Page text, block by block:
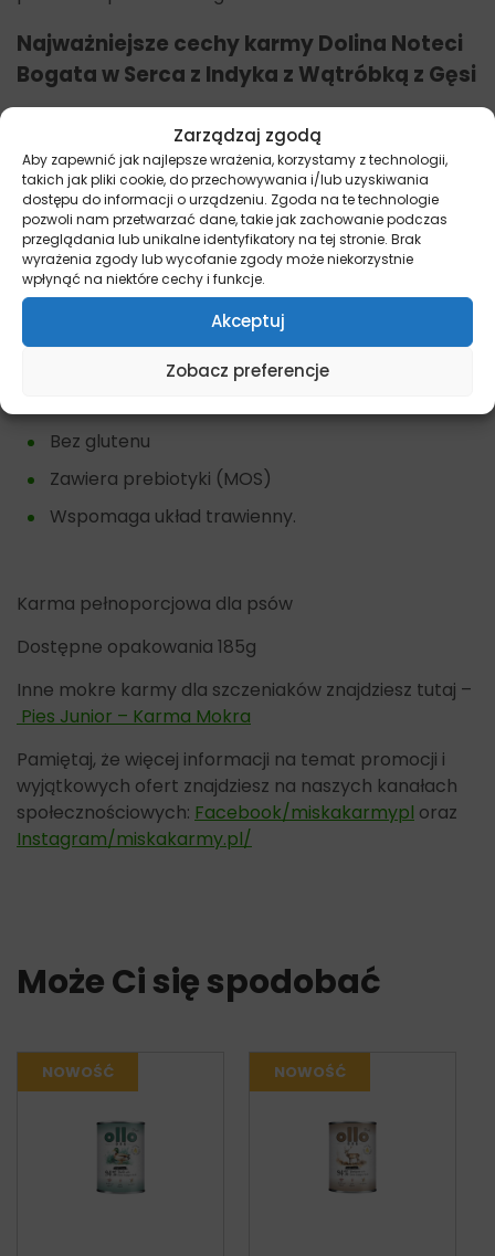
Zarządzaj zgodą
Aby zapewnić jak najlepsze wrażenia, korzystamy z technologii,
takich jak pliki cookie, do przechowywania i/lub uzyskiwania
dostępu do informacji o urządzeniu. Zgoda na te technologie
pozwoli nam przetwarzać dane, takie jak zachowanie podczas
przeglądania lub unikalne identyfikatory na tej stronie. Brak
wyrażenia zgody lub wycofanie zgody może niekorzystnie
wpłynąć na niektóre cechy i funkcje.
Akceptuj
Zobacz preferencje
Najważniejsze cechy karmy Dolina Noteci
Bogata w Serca z Indyka z Wątróbką z Gęsi
Dla młodych psów
Dla psów ras małych
Bez sztucznych dodatków i konserwantów.
Zalety karmy Dolina Noteci Bogata w
Serca z Indyka z Wątróbką z Gęsi
Bogata w doskonale strawne białko
Zapewnia zdrowy wzrost i rozwój
Bez glutenu
Zawiera prebiotyki (MOS)
Wspomaga układ trawienny.
Karma pełnoporcjowa dla psów
Dostępne opakowania 185g
Inne mokre karmy dla szczeniaków znajdziesz tutaj –
Pies Junior – Karma Mokra
Pamiętaj, że więcej informacji na temat promocji i
wyjątkowych ofert znajdziesz na naszych kanałach
społecznościowych: Facebook/miskakarmypl oraz
Instagram/miskakarmy.pl/
Może Ci się spodobać